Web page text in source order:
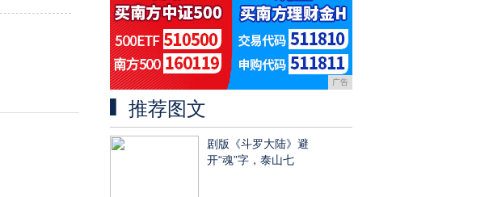
广告
推荐图文
剧版《斗罗大陆》避
开“魂”字，泰山七